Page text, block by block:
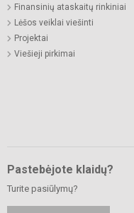
Finansinių ataskaitų rinkiniai
Lėšos veiklai viešinti
Projektai
Viešieji pirkimai
Pastebėjote klaidų?
Turite pasiūlymų?